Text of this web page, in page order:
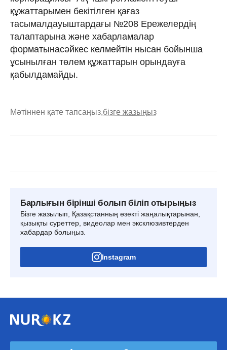
құжаттарымен бекітілген қағаз
тасымалдауыштардағы №208 Ережелердің
талаптарына және хабарламалар
форматынасәйкес келмейтін нысан бойынша
ұсынылған төлем құжаттарын орындауға
қабылдамайды.
Мәтіннен қате тапсаңыз,бізге жазыңыз
Барлығын бірінші болып біліп отырыңыз
Бізге жазылып, Қазақстанның өзекті жаңалықтарынан,
қызықты суреттер, видеолар мен эксклюзивтерден
хабардар болыңыз.
Instagram